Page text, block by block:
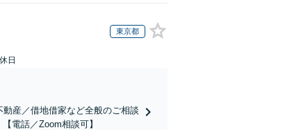
東京都
日
産／借地借家など全般のご相談
電話／Zoom相談可】